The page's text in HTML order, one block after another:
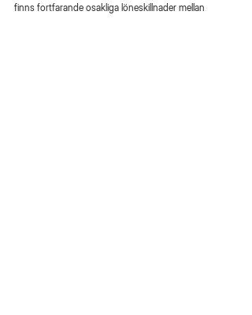
finns fortfarande osakliga löneskillnader mellan